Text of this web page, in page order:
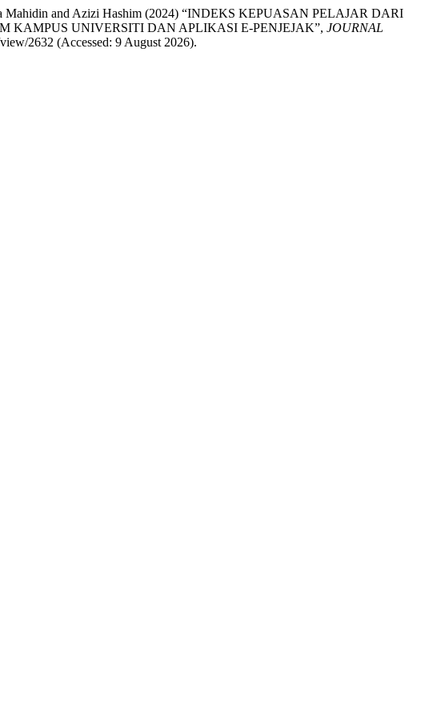
Mahidin and Azizi Hashim (2024) “INDEKS KEPUASAN PELAJAR DARI
UNIVERSITI DAN APLIKASI E-PENJEJAK”, JOURNAL
2632 (Accessed: 9 August 2026).